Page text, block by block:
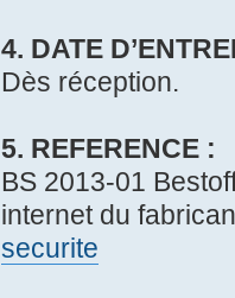
4. DATE
Dès réception.
5. REFERENCE :
BS 2013-01
internet du
securite